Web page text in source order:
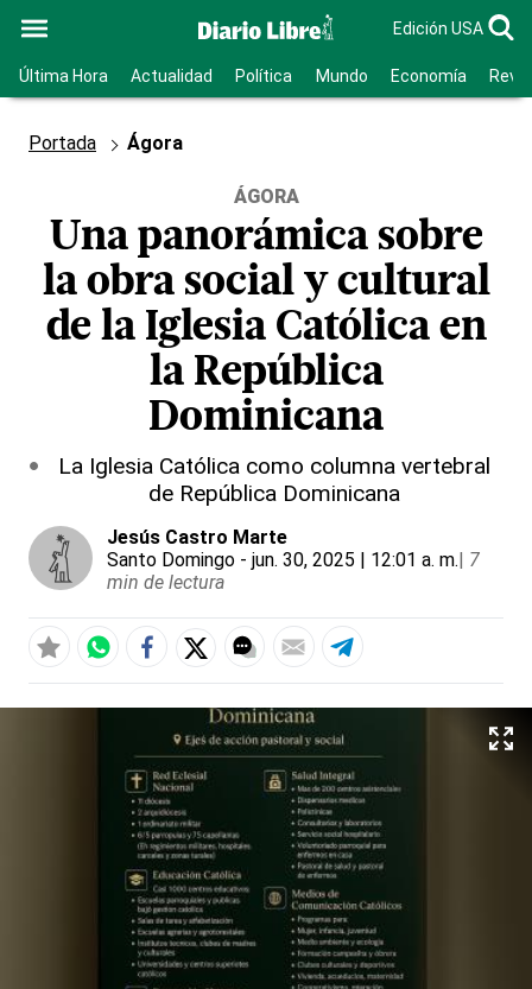
Edición USA
Última Hora Actualidad Política Mundo Economía
Portada Ágora
ÁGORA
Una panorámica sobre
la obra social y cultural
de la Iglesia Católica en
la República
Dominicana
La Iglesia Católica como columna vertebral
de República Dominicana
Jesús Castro Marte
Santo Domingo - jun. 30, 2025 | 12:01 a. m.| 7
min de lectura